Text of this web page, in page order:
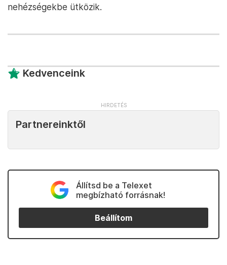
nehézségekbe ütközik.
Kedvenceink
Partnereinktől
Állítsd be a Telexet
megbízható forrásnak!
Beállítom